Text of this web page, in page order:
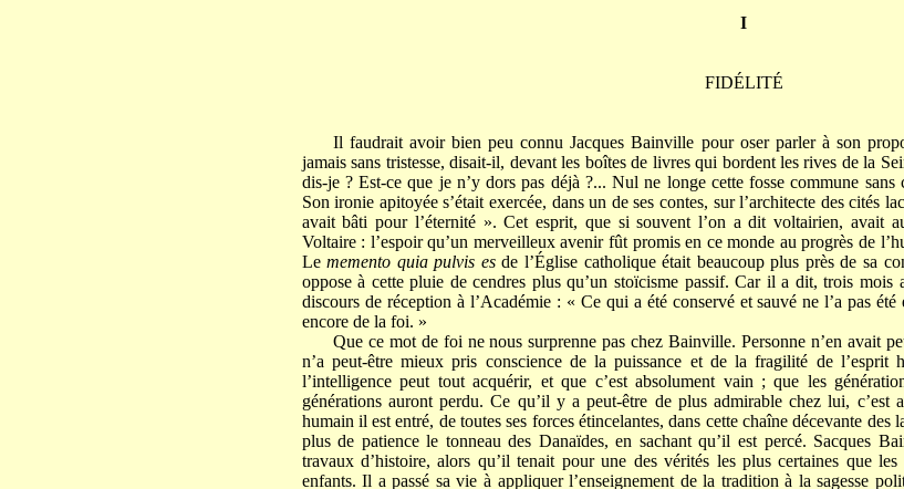
I
FIDÉLITÉ
Il faudrait avoir bien peu connu Jacques Bainville pour oser parler à son
jamais sans tristesse, disait-il, devant les boîtes de livres qui bordent les rives de la
dis-je ? Est-ce que je n’y dors pas déjà ?... Nul ne longe cette fosse commune
Son ironie apitoyée s’était exercée, dans un de ses contes, sur l’architecte des cités
avait bâti pour l’éternité ». Cet esprit, que si souvent l’on a dit voltairien, avait
Voltaire : l’espoir qu’un merveilleux avenir fût promis en ce monde au progrès de
Lememento quia pulvis esde l’Église catholique était beaucoup plus près de sa
oppose à cette pluie de cendres plus qu’un stoïcisme passif. Car il a dit, trois mois
discours de réception à l’Académie : « Ce qui a été conservé et sauvé ne l’a pas
encore de la foi. »
Que ce mot de foi ne nous surprenne pas chez Bainville. Personne n’en avait
n’a peut-être mieux pris conscience de la puissance et de la fragilité de l’esprit
l’intelligence peut tout acquérir, et que c’est absolument vain ; que les
générations auront perdu. Ce qu’il y a peut-être de plus admirable chez lui, c’est
humain il est entré, de toutes ses forces étincelantes, dans cette chaîne décevante des
plus de patience le tonneau des Danaïdes, en sachant qu’il est percé. Sacques
travaux d’histoire, alors qu’il tenait pour une des vérités les plus certaines que
enfants. Il a passé sa vie à appliquer l’enseignement de la tradition à la sagesse